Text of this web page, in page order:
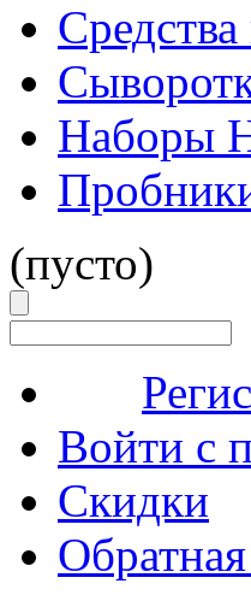
Наборы
(пусто)
Войти с
Скидки
Обратная